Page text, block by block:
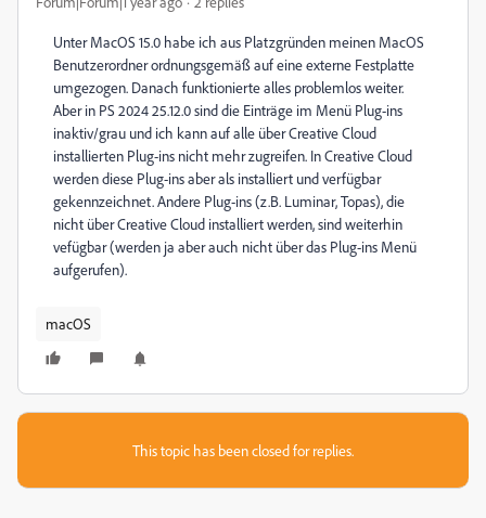
Unter MacOS 15.0 habe ich aus Platzgründen meinen MacOS
Benutzerordner ordnungsgemäß auf eine externe Festplatte
umgezogen. Danach funktionierte alles problemlos weiter.
Aber in PS 2024 25.12.0 sind die Einträge im Menü Plug-ins
inaktiv/grau und ich kann auf alle über Creative Cloud
installierten Plug-ins nicht mehr zugreifen. In Creative Cloud
werden diese Plug-ins aber als installiert und verfügbar
gekennzeichnet. Andere Plug-ins (z.B. Luminar, Topas), die
nicht über Creative Cloud installiert werden, sind weiterhin
vefügbar (werden ja aber auch nicht über das Plug-ins Menü
aufgerufen).
macOS
This topic has been closed for replies.